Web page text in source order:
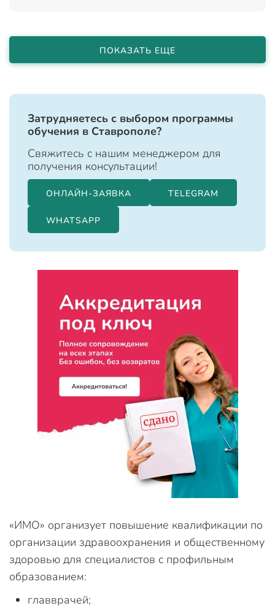
ПОКАЗАТЬ ЕЩЕ
Затрудняетесь с выбором программы
обучения в Ставрополе?
Свяжитесь с нашим менеджером для
получения консультации!
ОНЛАЙН-ЗАЯВКА TELEGRAM
WHATSAPP
«ИМО» организует повышение квалификации по
организации здравоохранения и общественному
здоровью для специалистов с профильным
образованием:
главврачей;